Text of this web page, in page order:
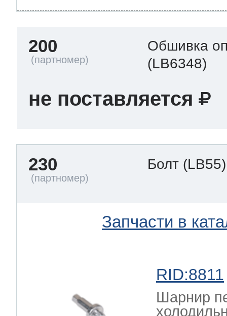
200
Обшивка
(LB6348)
не поставляется
230 Болт (LB55)
Запчасти в
RID:8811
Шарнир